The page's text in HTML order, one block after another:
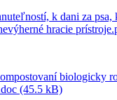
k dani za psa,
hracie
biologicky
(45.5 kB)